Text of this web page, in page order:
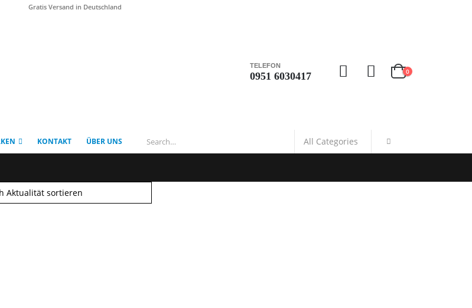
Gratis Versand in Deutschland
TELEFON
0951 6030417 0
KONTAKT ÜBER UNS